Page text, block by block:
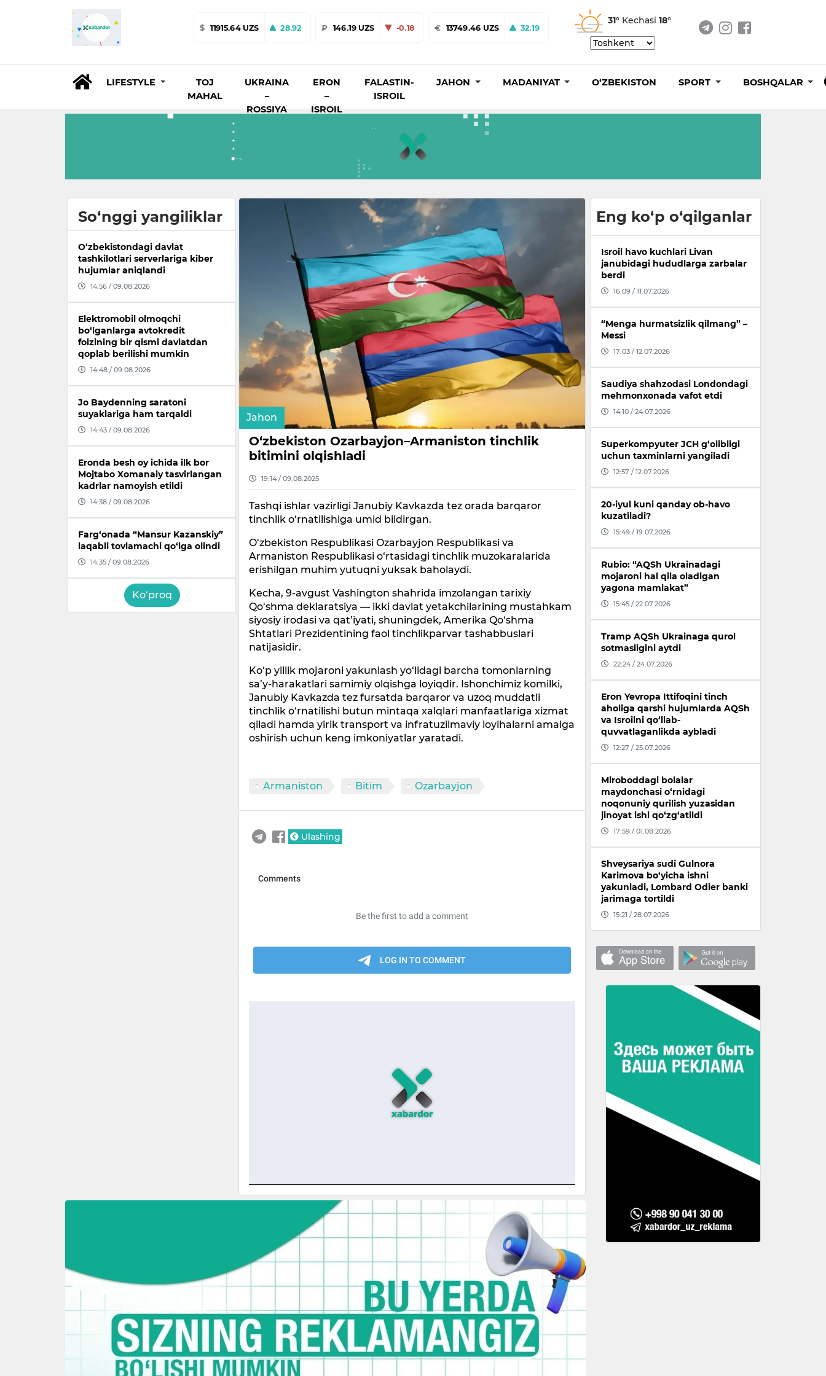
$ 11915.64 UZS 28.92 ₽ 146.19 UZS -0.18 € 13749.46 UZS 32.19
31° Kechasi 18°
LIFESTYLE
TOJ
MAHAL
UKRAINA
–
ROSSIYA
ERON
–
ISROIL
FALASTIN-
ISROIL
JAHON MADANIYAT O‘ZBEKISTON SPORT BOSHQALAR
So‘nggi yangiliklar
O‘zbekistondagi davlat
tashkilotlari serverlariga kiber
hujumlar aniqlandi
14:56 / 09.08.2026
Elektromobil olmoqchi
bo‘lganlarga avtokredit
foizining bir qismi davlatdan
qoplab berilishi mumkin
14:48 / 09.08.2026
Jo Baydenning saratoni
suyaklariga ham tarqaldi
14:43 / 09.08.2026
Eronda besh oy ichida ilk bor
Mojtabo Xomanaiy tasvirlangan
kadrlar namoyish etildi
14:38 / 09.08.2026
Farg‘onada “Mansur Kazanskiy”
laqabli tovlamachi qo‘lga olindi
14:35 / 09.08.2026
Ko‘proq
Jahon
O‘zbekiston Ozarbayjon–Armaniston tinchlik
bitimini olqishladi
19:14 / 09.08.2025
Tashqi ishlar vazirligi Janubiy Kavkazda tez orada barqaror
tinchlik o‘rnatilishiga umid bildirgan.
O‘zbekiston Respublikasi Ozarbayjon Respublikasi va
Armaniston Respublikasi o‘rtasidagi tinchlik muzokaralarida
erishilgan muhim yutuqni yuksak baholaydi.
Kecha, 9-avgust Vashington shahrida imzolangan tarixiy
Qo‘shma deklaratsiya — ikki davlat yetakchilarining mustahkam
siyosiy irodasi va qat’iyati, shuningdek, Amerika Qo‘shma
Shtatlari Prezidentining faol tinchlikparvar tashabbuslari
natijasidir.
Ko‘p yillik mojaroni yakunlash yo‘lidagi barcha tomonlarning
sa’y-harakatlari samimiy olqishga loyiqdir. Ishonchimiz komilki,
Janubiy Kavkazda tez fursatda barqaror va uzoq muddatli
tinchlik o‘rnatilishi butun mintaqa xalqlari manfaatlariga xizmat
qiladi hamda yirik transport va infratuzilmaviy loyihalarni amalga
oshirish uchun keng imkoniyatlar yaratadi.
Armaniston Bitim Ozarbayjon
Ulashing
Eng ko‘p o‘qilganlar
Isroil havo kuchlari Livan
janubidagi hududlarga zarbalar
berdi
16:09 / 11.07.2026
“Menga hurmatsizlik qilmang” –
Messi
17:03 / 12.07.2026
Saudiya shahzodasi Londondagi
mehmonxonada vafot etdi
14:10 / 24.07.2026
Superkompyuter JCH g‘olibligi
uchun taxminlarni yangiladi
12:57 / 12.07.2026
20-iyul kuni qanday ob-havo
kuzatiladi?
15:49 / 19.07.2026
Rubio: “AQSh Ukrainadagi
mojaroni hal qila oladigan
yagona mamlakat”
15:45 / 22.07.2026
Tramp AQSh Ukrainaga qurol
sotmasligini aytdi
22:24 / 24.07.2026
Eron Yevropa Ittifoqini tinch
aholiga qarshi hujumlarda AQSh
va Isroilni qo‘llab-
quvvatlaganlikda aybladi
12:27 / 25.07.2026
Miroboddagi bolalar
maydonchasi o‘rnidagi
noqonuniy qurilish yuzasidan
jinoyat ishi qo‘zg‘atildi
17:59 / 01.08.2026
Shveysariya sudi Gulnora
Karimova bo‘yicha ishni
yakunladi, Lombard Odier banki
jarimaga tortildi
15:21 / 28.07.2026